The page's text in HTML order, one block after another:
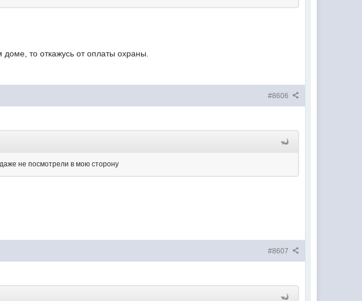
то откажусь от оплаты охраны.
#8606
не посмотрели в мою сторону
#8607